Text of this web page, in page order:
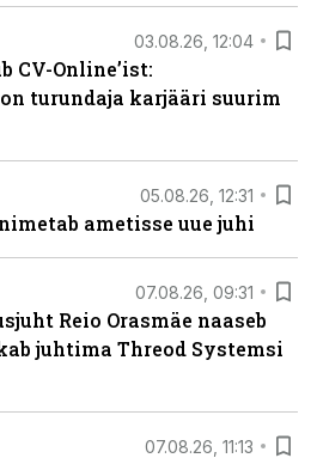
03.08.26, 12:04
CV-Online’ist:
turundaja karjääri suurim
05.08.26, 12:31
ametisse uue juhi
07.08.26, 09:31
Reio Orasmäe naaseb
juhtima Threod Systemsi
07.08.26, 11:13